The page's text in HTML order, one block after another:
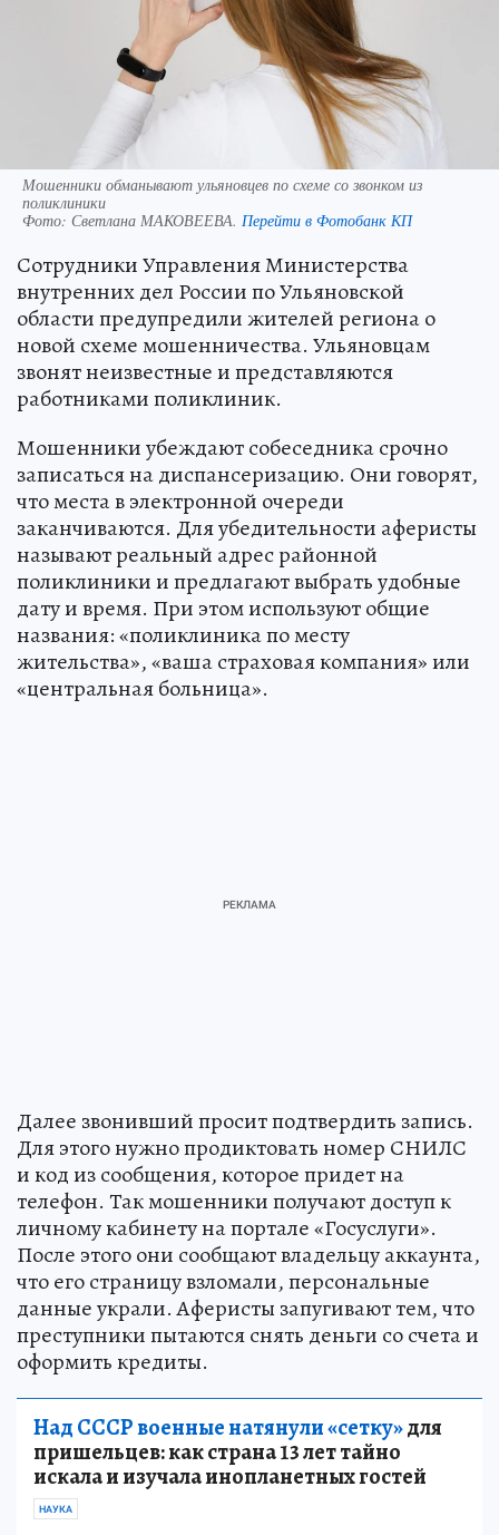
Мошенники обманывают ульяновцев по схеме со звонком из
поликлиники
Фото: Светлана МАКОВЕЕВА. Перейти в Фотобанк КП
Сотрудники Управления Министерства
внутренних дел России по Ульяновской
области предупредили жителей региона о
новой схеме мошенничества. Ульяновцам
звонят неизвестные и представляются
работниками поликлиник.
Мошенники убеждают собеседника срочно
записаться на диспансеризацию. Они говорят,
что места в электронной очереди
заканчиваются. Для убедительности аферисты
называют реальный адрес районной
поликлиники и предлагают выбрать удобные
дату и время. При этом используют общие
названия: «поликлиника по месту
жительства», «ваша страховая компания» или
«центральная больница».
Далее звонивший просит подтвердить запись.
Для этого нужно продиктовать номер СНИЛС
и код из сообщения, которое придет на
телефон. Так мошенники получают доступ к
личному кабинету на портале «Госуслуги».
После этого они сообщают владельцу аккаунта,
что его страницу взломали, персональные
данные украли. Аферисты запугивают тем, что
преступники пытаются снять деньги со счета и
оформить кредиты.
Над СССР военные натянули «сетку»для
пришельцев: как страна 13 лет тайно
искала и изучала инопланетных гостей
НАУКА